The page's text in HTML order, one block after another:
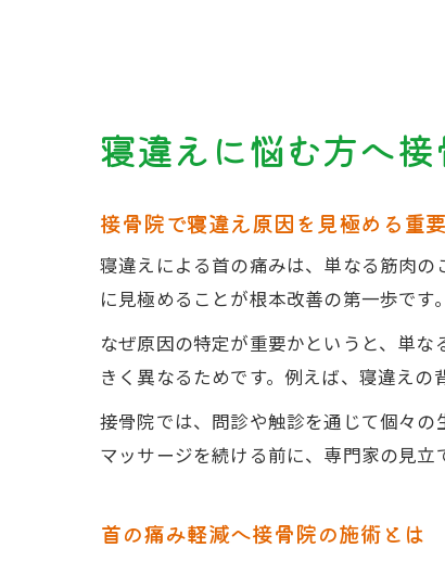
寝違えに悩む方へ
接骨院で寝違え原因を見極める重
寝違えによる首の痛みは、単なる筋肉
に見極めることが根本改善の第一歩です。
なぜ原因の特定が重要かというと、単
きく異なるためです。例えば、寝違え
接骨院では、問診や触診を通じて個々
マッサージを続ける前に、専門家の見立
首の痛み軽減へ接骨院の施術とは